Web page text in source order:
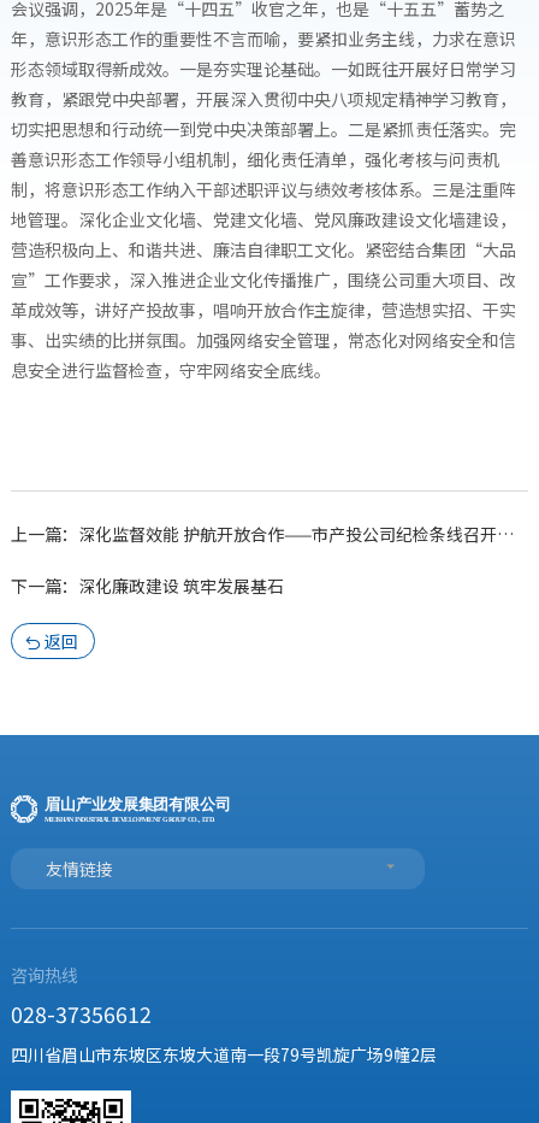
会议强调，2025年是“十四五”收官之年，也是“十五五”蓄势之
年，意识形态工作的重要性不言而喻，要紧扣业务主线，力求在意识
形态领域取得新成效。一是夯实理论基础。一如既往开展好日常学习
教育，紧跟党中央部署，开展深入贯彻中央八项规定精神学习教育，
切实把思想和行动统一到党中央决策部署上。二是紧抓责任落实。完
善意识形态工作领导小组机制，细化责任清单，强化考核与问责机
制，将意识形态工作纳入干部述职评议与绩效考核体系。三是注重阵
地管理。深化企业文化墙、党建文化墙、党风廉政建设文化墙建设，
营造积极向上、和谐共进、廉洁自律职工文化。紧密结合集团“大品
宣”工作要求，深入推进企业文化传播推广，围绕公司重大项目、改
革成效等，讲好产投故事，唱响开放合作主旋律，营造想实招、干实
事、出实绩的比拼氛围。加强网络安全管理，常态化对网络安全和信
息安全进行监督检查，守牢网络安全底线。
上一篇：深化监督效能 护航开放合作——市产投公司纪检条线召开“大监督...
下一篇：深化廉政建设 筑牢发展基石
 返回
友情链接
咨询热线
028-37356612
四川省眉山市东坡区东坡大道南一段79号凯旋广场9幢2层